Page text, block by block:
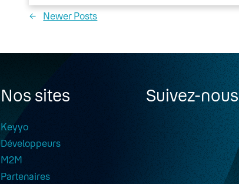
← Newer Posts
Nos sites
Keyyo
Développeurs
M2M
Partenaires
Suivez-nous